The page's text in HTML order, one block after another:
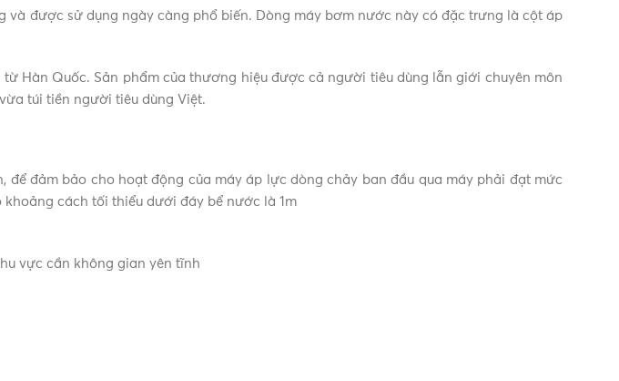
và được sử dụng ngày càng phổ biến. Dòng máy bơm nước này có đặc trưng là cột áp
Hàn Quốc. Sản phẩm của thương hiệu được cả người tiêu dùng lẫn giới chuyên môn
túi tiền người tiêu dùng Việt.
đảm bảo cho hoạt động của máy áp lực dòng chảy ban đầu qua máy phải đạt mức
cách tối thiểu dưới đáy bể nước là 1m
vực cần không gian yên tĩnh